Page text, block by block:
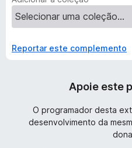
Reportar este complemento
Apoie este
O programador desta
desenvolvimento da